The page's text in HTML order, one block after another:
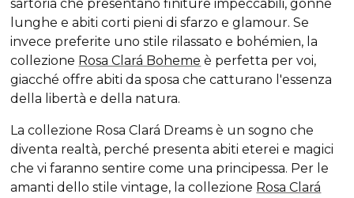
sartoria che presentano finiture impeccabili, gonne
lunghe e abiti corti pieni di sfarzo e glamour. Se
invece preferite uno stile rilassato e bohémien, la
collezione Rosa Clará Boheme è perfetta per voi,
giacché offre abiti da sposa che catturano l'essenza
della libertà e della natura.
La collezione Rosa Clará Dreams è un sogno che
diventa realtà, perché presenta abiti eterei e magici
che vi faranno sentire come una principessa. Per le
amanti dello stile vintage, la collezione Rosa Clará